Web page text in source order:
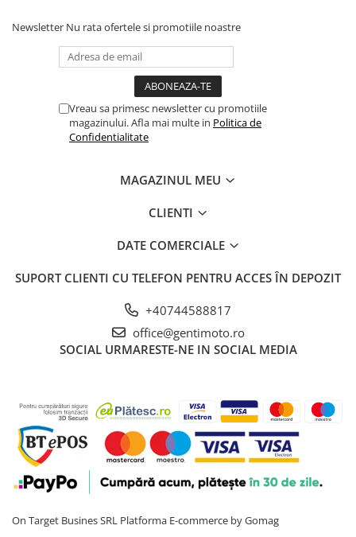
Newsletter Nu rata ofertele si promotiile noastre
Vreau sa primesc newsletter cu promotiile
magazinului. Afla mai multe in Politica de
Confidentialitate
MAGAZINUL MEU
CLIENTI
DATE COMERCIALE
SUPORT CLIENTI CU TELEFON PENTRU ACCES ÎN DEPOZIT
+40744588817
office@gentimoto.ro
SOCIAL URMARESTE-NE IN SOCIAL MEDIA
On Target Busines SRL Platforma E-commerce by Gomag